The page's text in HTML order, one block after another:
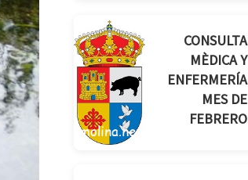
CONSULTA
MÈDICA Y
ENFERMERÍA
MES DE
FEBRERO